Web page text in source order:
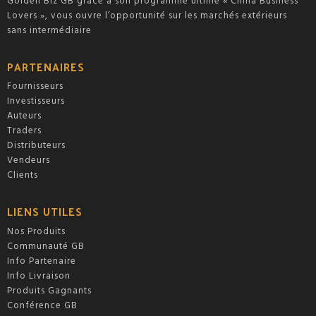
Lovers », vous ouvre l’opportunité sur les marchés extérieurs
sans intermédiaire
PARTENAIRES
Fournisseurs
Investisseurs
Auteurs
Traders
Distributeurs
Vendeurs
Clients
LIENS UTILES
Nos Produits
Communauté GB
Info Partenaire
Info Livraison
Produits Gagnants
Conférence GB